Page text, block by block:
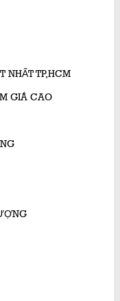
NHẤT TP,HCM
GIÁ CAO